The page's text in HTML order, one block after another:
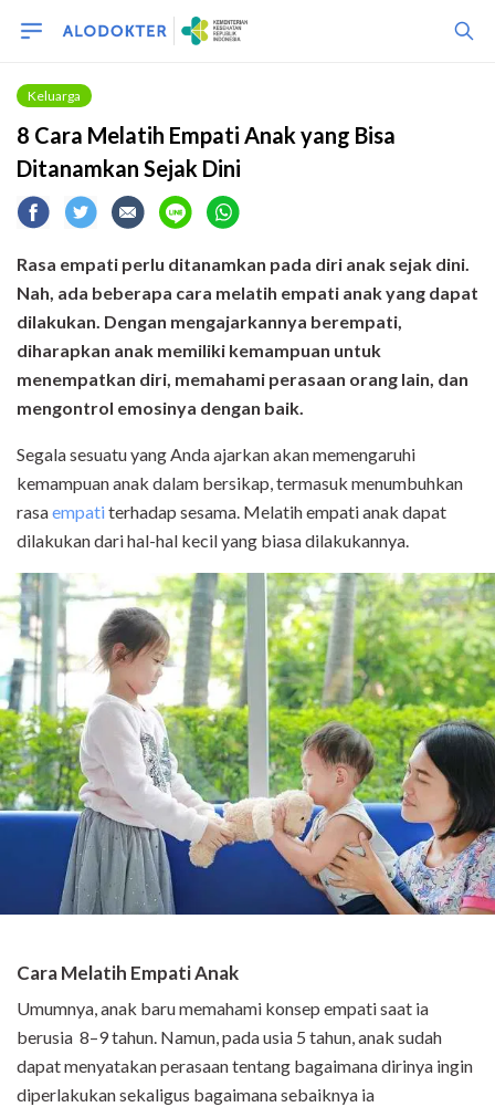
Keluarga
8 Cara Melatih Empati Anak yang Bisa
Ditanamkan Sejak Dini
Rasa empati perlu ditanamkan pada diri anak sejak dini.
Nah, ada beberapa cara melatih empati anak yang dapat
dilakukan. Dengan mengajarkannya berempati,
diharapkan anak memiliki kemampuan untuk
menempatkan diri, memahami perasaan orang lain, dan
mengontrol emosinya dengan baik.
Segala sesuatu yang Anda ajarkan akan memengaruhi
kemampuan anak dalam bersikap, termasuk menumbuhkan
rasaempatiterhadap sesama. Melatih empati anak dapat
dilakukan dari hal-hal kecil yang biasa dilakukannya.
Cara Melatih Empati Anak
Umumnya, anak baru memahami konsep empati saat ia
berusia 8–9 tahun. Namun, pada usia 5 tahun, anak sudah
dapat menyatakan perasaan tentang bagaimana dirinya ingin
diperlakukan sekaligus bagaimana sebaiknya ia